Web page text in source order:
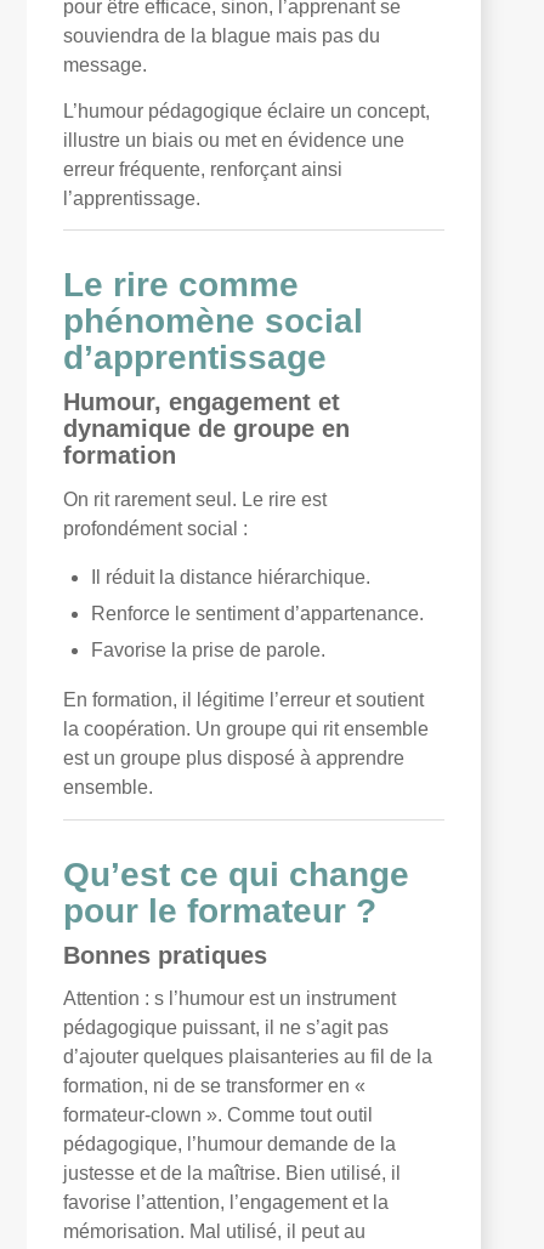
pour être efficace, sinon, l’apprenant se
souviendra de la blague mais pas du
message.
L’humour pédagogique éclaire un concept,
illustre un biais ou met en évidence une
erreur fréquente, renforçant ainsi
l’apprentissage.
Le rire comme
phénomène social
d’apprentissage
Humour, engagement et
dynamique de groupe en
formation
On rit rarement seul. Le rire est
profondément social :
Il réduit la distance hiérarchique.
Renforce le sentiment d’appartenance.
Favorise la prise de parole.
En formation, il légitime l’erreur et soutient
la coopération. Un groupe qui rit ensemble
est un groupe plus disposé à apprendre
ensemble.
Qu’est ce qui change
pour le formateur ?
Bonnes pratiques
Attention : s l’humour est un instrument
pédagogique puissant, il ne s’agit pas
d’ajouter quelques plaisanteries au fil de la
formation, ni de se transformer en «
formateur-clown ». Comme tout outil
pédagogique, l’humour demande de la
justesse et de la maîtrise. Bien utilisé, il
favorise l’attention, l’engagement et la
mémorisation. Mal utilisé, il peut au